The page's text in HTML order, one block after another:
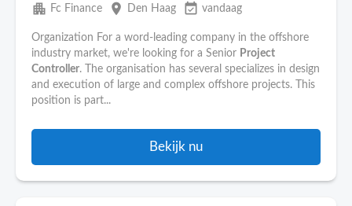
apartment Fc Finance place Den Haag event_available vandaag
Organization For a word-leading company in the offshore
industry market, we're looking for a Senior Project
Controller. The organisation has several specializes in design
and execution of large and complex offshore projects. This
position is part...
Bekijk nu